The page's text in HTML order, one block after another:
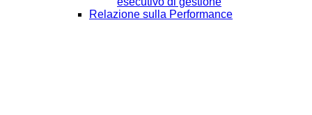
Relazione sulla Performance